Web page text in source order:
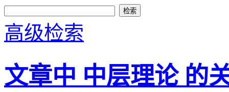
高级检索
文章中 中层理论 的